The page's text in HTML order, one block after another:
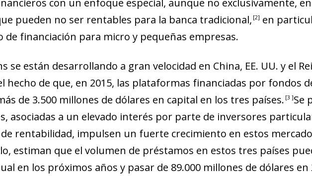
pueden no ser rentables para la banca tradicional, 2
en
de financiación para micro y pequeñas empresas.
se están desarrollando a gran velocidad en China, EE. UU. y el
hecho de que, en 2015, las plataformas financiadas por fondos
de 3.500 millones de dólares en capital en los tres países. 3 Se
asociadas a un elevado interés por parte de inversores
rentabilidad, impulsen un fuerte crecimiento en estos
estiman que el volumen de préstamos en estos tres países
en los próximos años y pasar de 89.000 millones de dólares en